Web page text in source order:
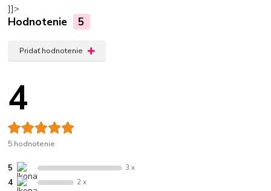
]]>
Hodnotenie 5
Pridať hodnotenie
4
5 hodnotenie
5 3 x
4 2 x